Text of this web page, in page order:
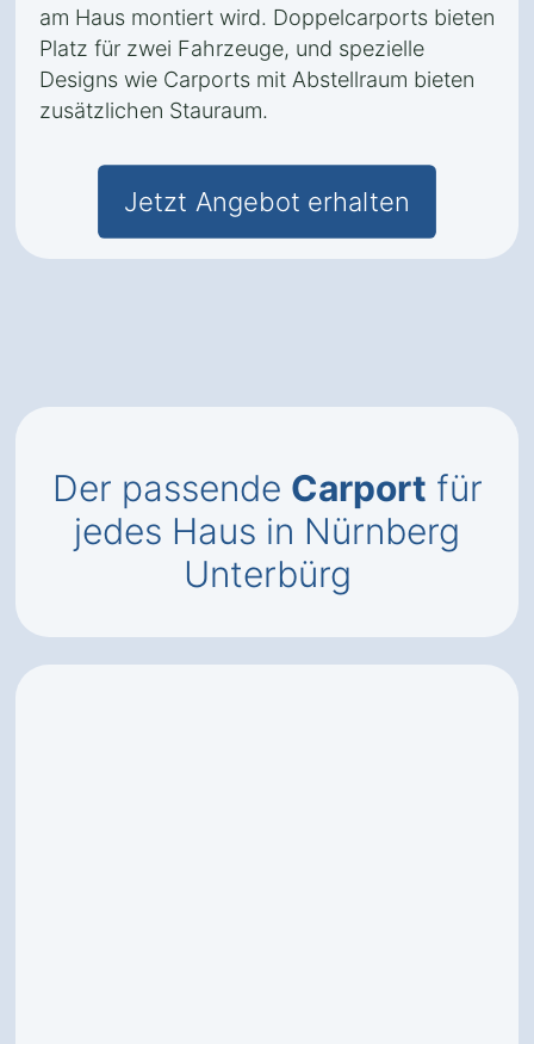
am Haus montiert wird. Doppelcarports bieten
Platz für zwei Fahrzeuge, und spezielle
Designs wie Carports mit Abstellraum bieten
zusätzlichen Stauraum.
Jetzt Angebot erhalten
Der passende Carport für
jedes Haus in Nürnberg
Unterbürg